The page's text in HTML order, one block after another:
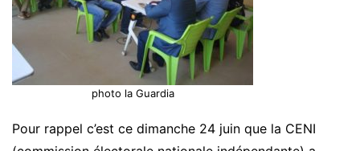
photo la Guardia
Pour rappel c’est ce dimanche 24 juin que la CENI